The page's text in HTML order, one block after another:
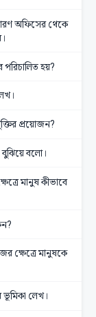
অফিসের থেকে
পরিচালিত হয়?
প্রয়োজন?
বলো।
মানুষ কীভাবে
ক্ষেত্রে মানুষকে
ভূমিকা লেখ।